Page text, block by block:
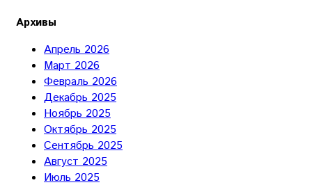
Архивы
Апрель 2026
Март 2026
Февраль 2026
Декабрь 2025
Ноябрь 2025
Октябрь 2025
Сентябрь 2025
Август 2025
Июль 2025